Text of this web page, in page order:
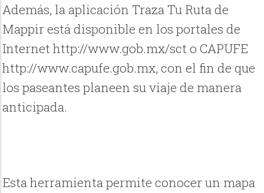
Además, la aplicación Traza Tu Ruta de
Mappir está disponible en los portales de
Internet http://www.gob.mx/sct o CAPUFE
http://www.capufe.gob.mx, con el fin de que
los paseantes planeen su viaje de manera
anticipada.
Esta herramienta permite conocer un mapa